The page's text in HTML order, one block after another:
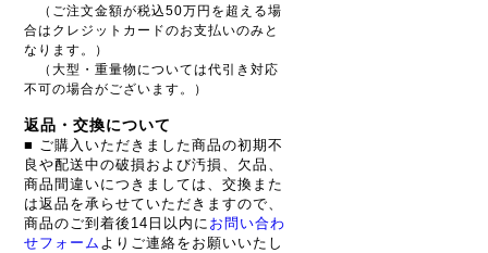
（ご注文金額が税込50万円を超える場
合はクレジットカードのお支払いのみと
なります。）
（大型・重量物については代引き対応
不可の場合がございます。）
返品・交換について
■ ご購入いただきました商品の初期不
良や配送中の破損および汚損、欠品、
商品間違いにつきましては、交換また
は返品を承らせていただきますので、
商品のご到着後14日以内に お問い合わ
せフォーム よりご連絡をお願いいたし